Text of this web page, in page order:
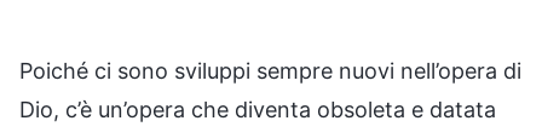
Poiché ci sono sviluppi sempre nuovi nell’opera di
Dio, c’è un’opera che diventa obsoleta e datata